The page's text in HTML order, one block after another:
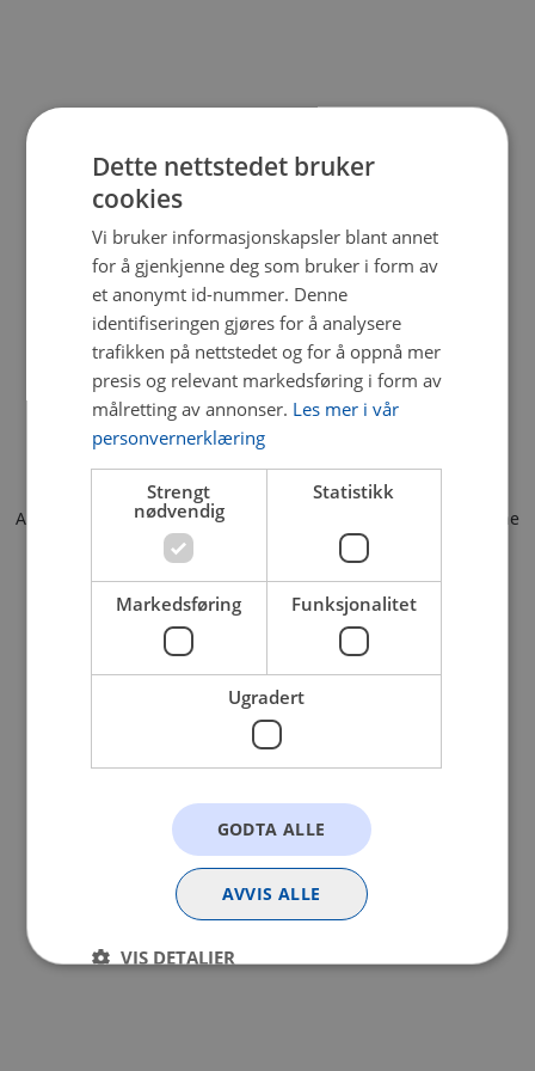
Application error: a client-side exception has occurred (see the
browser console for more information).
Dette nettstedet bruker
cookies
Vi bruker informasjonskapsler blant annet
for å gjenkjenne deg som bruker i form av
et anonymt id-nummer. Denne
identifiseringen gjøres for å analysere
trafikken på nettstedet og for å oppnå mer
presis og relevant markedsføring i form av
målretting av annonser. Les mer i vår
personvernerklæring
Strengt
nødvendig
Statistikk
Markedsføring Funksjonalitet
Ugradert
GODTA ALLE
AVVIS ALLE
VIS DETALJER